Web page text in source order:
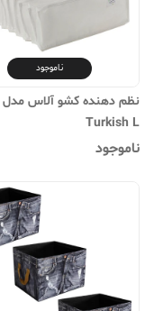
ناموجود
نظم دهنده کشو آلاس مدل
Turkish L
ناموجود